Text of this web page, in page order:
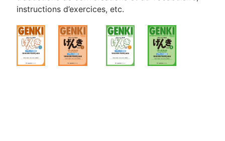
instructions d’exercices, etc.